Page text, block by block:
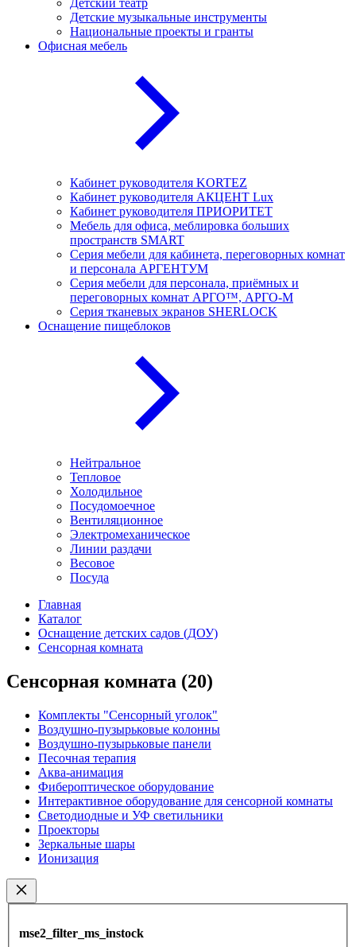
Детский театр
Детские музыкальные инструменты
Национальные проекты и гранты
Офисная мебель
Кабинет руководителя KORTEZ
Кабинет руководителя АКЦЕНТ Lux
Кабинет руководителя ПРИОРИТЕТ
Мебель для офиса, меблировка больших
пространств SMART
Серия мебели для кабинета, переговорных комнат
и персонала АРГЕНТУМ
Серия мебели для персонала, приёмных и
переговорных комнат АРГО™, АРГО-М
Серия тканевых экранов SHERLOCK
Оснащение пищеблоков
Нейтральное
Тепловое
Холодильное
Посудомоечное
Вентиляционное
Электромеханическое
Линии раздачи
Весовое
Посуда
Главная
Каталог
Оснащение детских садов (ДОУ)
Сенсорная комната
Сенсорная комната (20)
Комплекты "Сенсорный уголок"
Воздушно-пузырьковые колонны
Воздушно-пузырьковые панели
Песочная терапия
Аква-анимация
Фибероптическое оборудование
Интерактивное оборудование для сенсорной комнаты
Светодиодные и УФ светильники
Проекторы
Зеркальные шары
Ионизация
mse2_filter_ms_instock